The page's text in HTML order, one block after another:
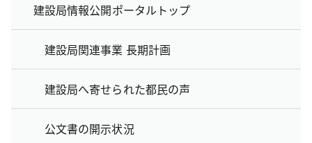
建設局情報公開ポータルトップ
建設局関連事業 長期計画
建設局へ寄せられた都民の声
公文書の開示状況